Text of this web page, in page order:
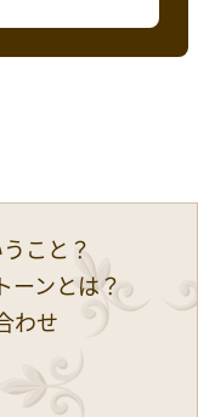
ーコーディネ
ンや
す。
こと？
ーンとは？
わせ